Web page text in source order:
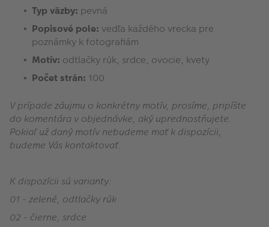
Typ väzby: pevná
Popisové pole: vedľa každého vrecka pre
poznámky k fotografiám
Motív: odtlačky rúk, srdce, ovocie, kvety
Počet strán: 100
V prípade záujmu o konkrétny motív, prosíme, pripíšte
do komentára v objednávke, aký uprednostňujete.
Pokiaľ už daný motív nebudeme mať k dispozícii,
budeme Vás kontaktovať.
K dispozícii sú varianty:
01 - zelené, odtlačky rúk
02 - čierne, srdce